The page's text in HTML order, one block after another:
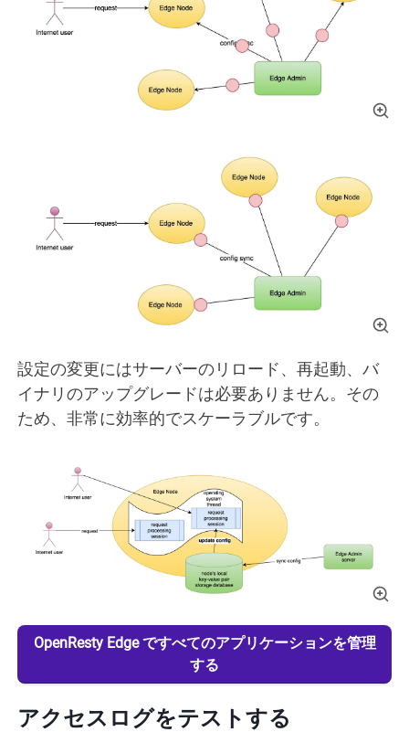
設定の変更にはサーバーのリロード、再起動、バ
イナリのアップグレードは必要ありません。その
ため、非常に効率的でスケーラブルです。
OpenResty Edge ですべてのアプリケーションを管理
する
アクセスログをテストする